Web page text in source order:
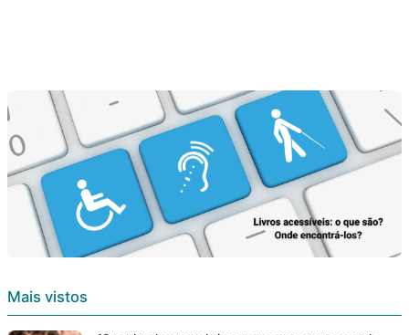
Mais vistos